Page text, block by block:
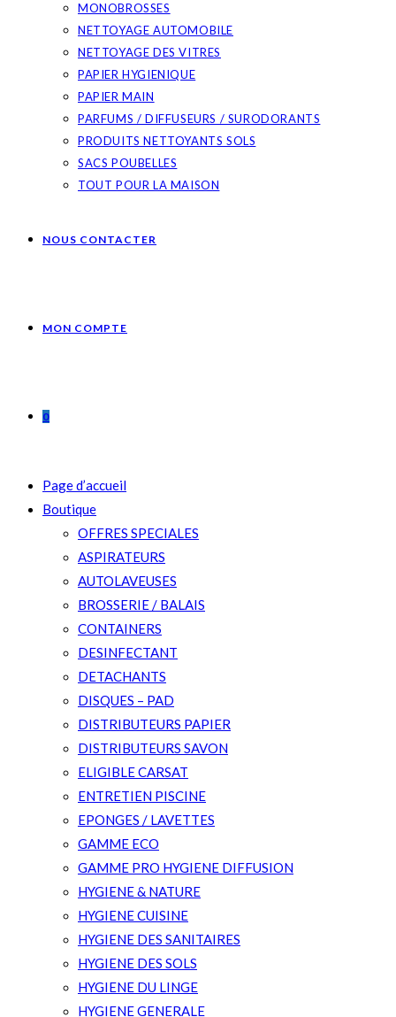
MONOBROSSES
NETTOYAGE AUTOMOBILE
NETTOYAGE DES VITRES
PAPIER HYGIENIQUE
PAPIER MAIN
PARFUMS / DIFFUSEURS / SURODORANTS
PRODUITS NETTOYANTS SOLS
SACS POUBELLES
TOUT POUR LA MAISON
NOUS CONTACTER
MON COMPTE
0
Page d’accueil
Boutique
OFFRES SPECIALES
ASPIRATEURS
AUTOLAVEUSES
BROSSERIE / BALAIS
CONTAINERS
DESINFECTANT
DETACHANTS
DISQUES – PAD
DISTRIBUTEURS PAPIER
DISTRIBUTEURS SAVON
ELIGIBLE CARSAT
ENTRETIEN PISCINE
EPONGES / LAVETTES
GAMME ECO
GAMME PRO HYGIENE DIFFUSION
HYGIENE & NATURE
HYGIENE CUISINE
HYGIENE DES SANITAIRES
HYGIENE DES SOLS
HYGIENE DU LINGE
HYGIENE GENERALE